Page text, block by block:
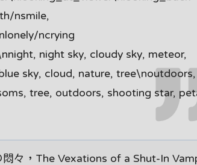
nsmile,
ncrying
night sky, cloudy sky, meteor,
sky, cloud, nature, tree\noutdoors,
tree, outdoors, shooting star,
悶々，The Vexations of a Shut-In